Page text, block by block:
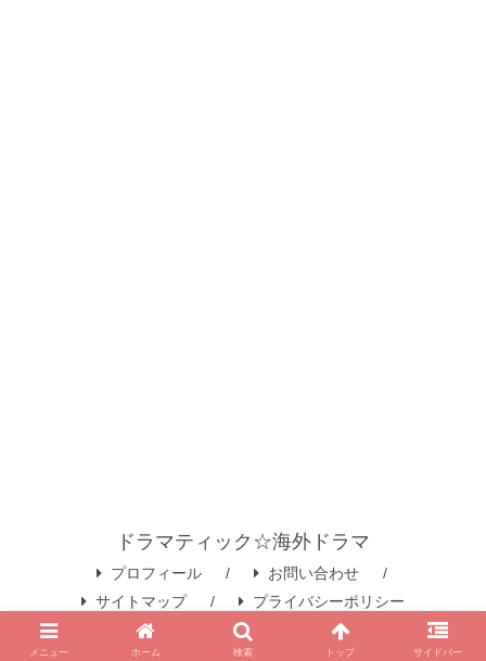
ドラマティック☆海外ドラマ
プロフィール
お問い合わせ
サイトマップ
プライバシーポリシー
© 2020 ドラマティック☆海外ドラマ.
メニュー ホーム 検索 トップ サイドバー